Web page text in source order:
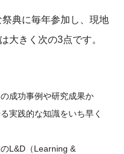
典に毎年参加し、現地
大きく次の3点です。
成功事例や研究成果か
実践的な知識をいち早く
L&D（Learning &